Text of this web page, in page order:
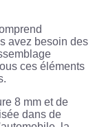
avez besoin des
ces éléments
8 mm et de
dans de